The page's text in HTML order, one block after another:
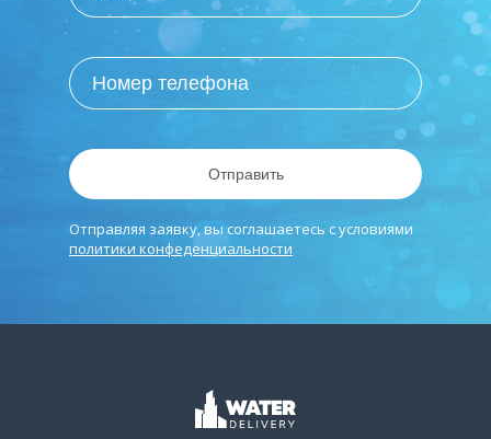
Отправить
Отправляя заявку, вы соглашаетесь с условиями
политики конфеденциальности